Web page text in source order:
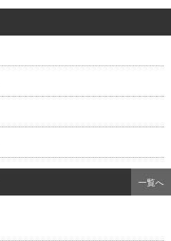
一覧へ